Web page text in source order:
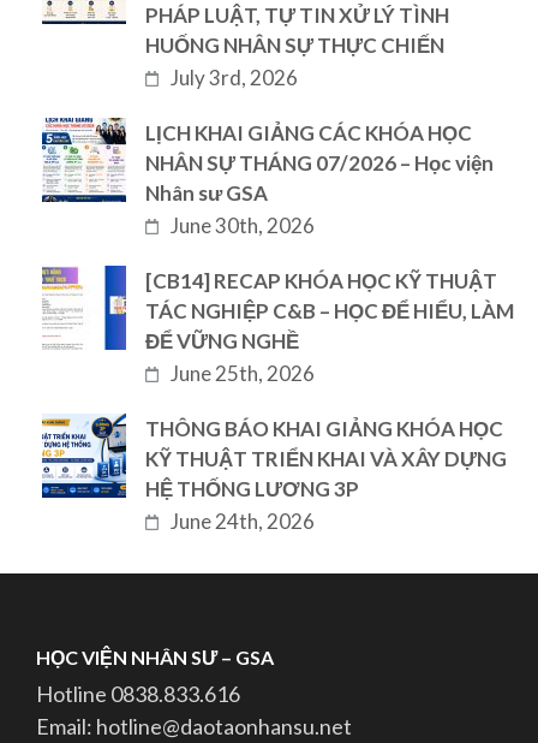
PHÁP LUẬT, TỰ TIN XỬ LÝ TÌNH
HUỐNG NHÂN SỰ THỰC CHIẾN
July 3rd, 2026
LỊCH KHAI GIẢNG CÁC KHÓA HỌC
NHÂN SỰ THÁNG 07/2026 – Học viện
Nhân sư GSA
June 30th, 2026
[CB14] RECAP KHÓA HỌC KỸ THUẬT
TÁC NGHIỆP C&B – HỌC ĐỂ HIỂU, LÀM
ĐỂ VỮNG NGHỀ
June 25th, 2026
THÔNG BÁO KHAI GIẢNG KHÓA HỌC
KỸ THUẬT TRIỂN KHAI VÀ XÂY DỰNG
HỆ THỐNG LƯƠNG 3P
June 24th, 2026
HỌC VIỆN NHÂN SƯ – GSA
Hotline 0838.833.616
Email: hotline@daotaonhansu.net